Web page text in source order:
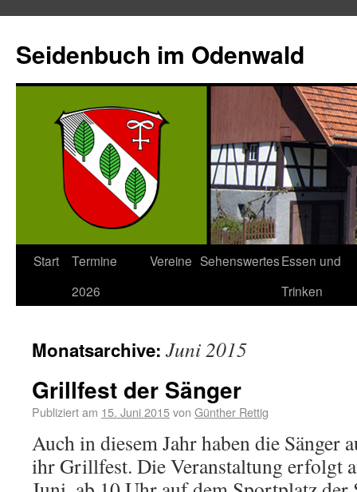
Seidenbuch im Odenwald
Start
Termine
2026
Vereine SehenswertesEssen und
Trinken
Monatsarchive: Juni 2015
Grillfest der Sänger
Publiziert am 15. Juni 2015von Günther Rettig
Auch in diesem Jahr haben die Sänger
ihr Grillfest. Die Veranstaltung erfolgt